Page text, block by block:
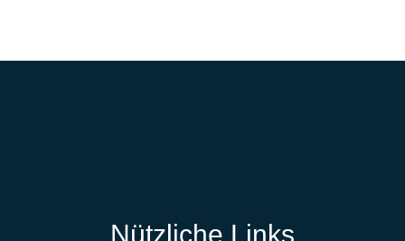
Nützliche Links